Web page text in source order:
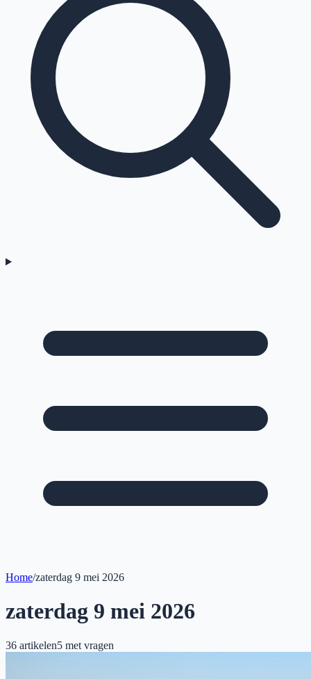
Home/zaterdag 9 mei 2026
zaterdag 9 mei 2026
36 artikelen5 met vragen